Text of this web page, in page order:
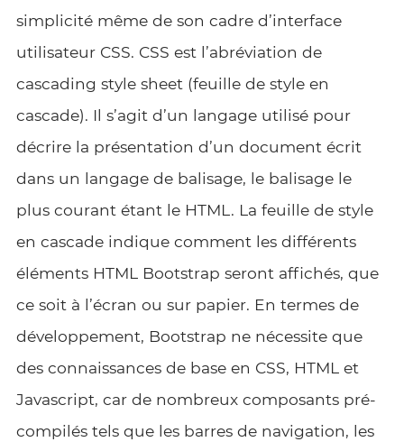
simplicité même de son cadre d’interface
utilisateur CSS. CSS est l’abréviation de
cascading style sheet (feuille de style en
cascade). Il s’agit d’un langage utilisé pour
décrire la présentation d’un document écrit
dans un langage de balisage, le balisage le
plus courant étant le HTML. La feuille de style
en cascade indique comment les différents
éléments HTML Bootstrap seront affichés, que
ce soit à l’écran ou sur papier. En termes de
développement, Bootstrap ne nécessite que
des connaissances de base en CSS, HTML et
Javascript, car de nombreux composants pré-
compilés tels que les barres de navigation, les